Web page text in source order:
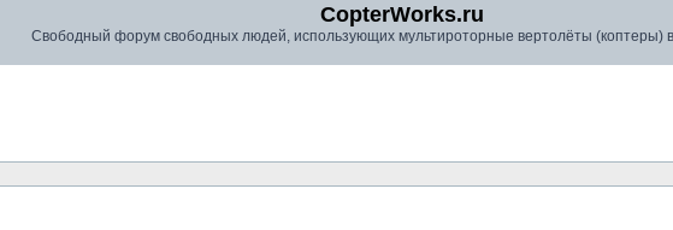
CopterWorks.ru
Свободный форум свободных людей, использующих мультироторные вертолёты (коптеры)